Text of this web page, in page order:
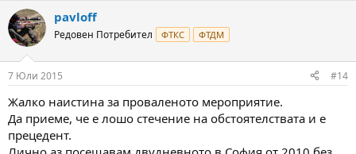
c
t
i
s
pavloff
Редовен Потребител ФТКС ФТДМ
7 Юли 2015 #14
Жалко наистина за проваленото мероприятие.
Да приеме, че е лошо стечение на обстоятелствата и е
прецедент.